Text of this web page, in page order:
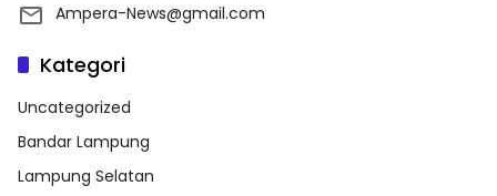
Ampera-News@gmail.com
Kategori
Uncategorized
Bandar Lampung
Lampung Selatan